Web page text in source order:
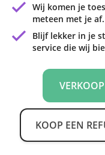
Wij komen je
meteen met je af.
Blijf lekker in je
service die wij
KOOP EEN